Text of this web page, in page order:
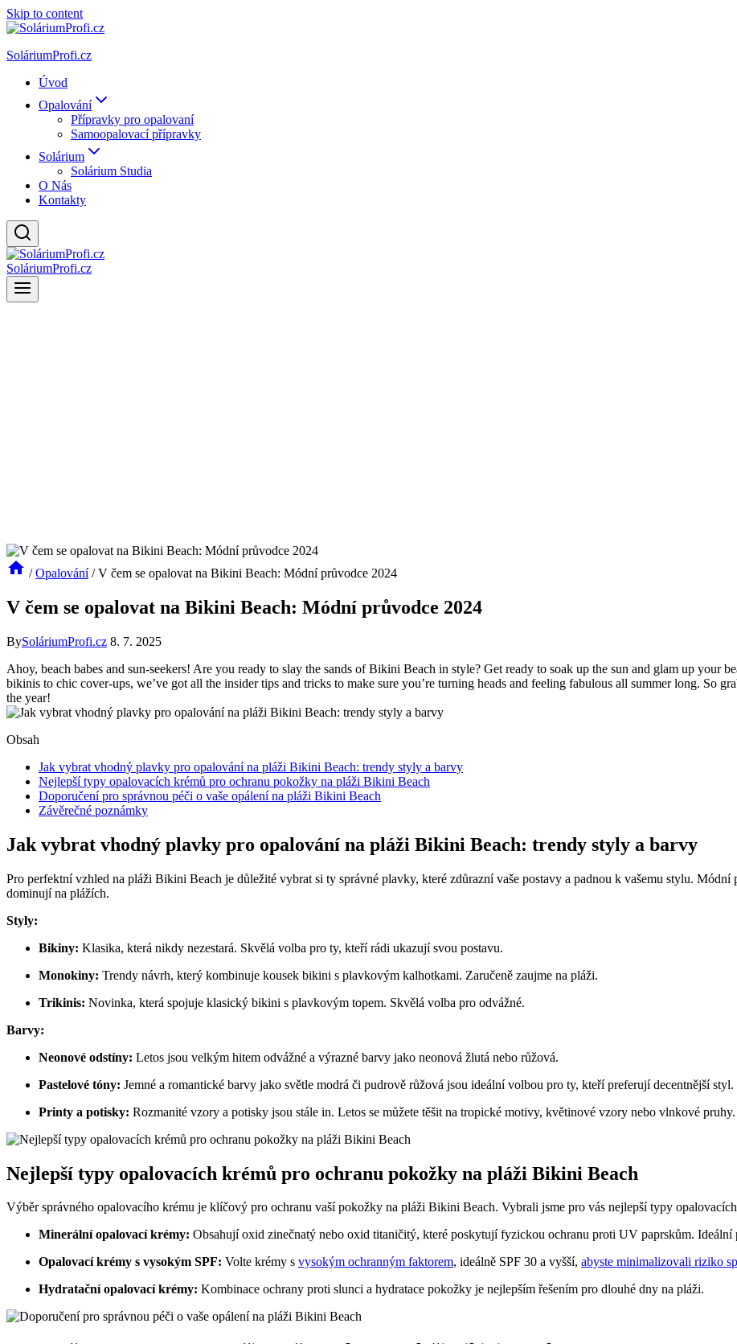
Skip to content
SoláriumProfi.cz
Úvod
Opalování
Přípravky pro opalovaní
Samoopalovací přípravky
Solárium
Solárium Studia
O Nás
Kontakty
SoláriumProfi.cz
/ Opalování / V čem se opalovat na Bikini Beach: Módní průvodce 2024
V čem se opalovat na Bikini Beach: Módní průvodce 2024
BySoláriumProfi.cz 8. 7. 2025
Ahoy, beach babes and sun-seekers! Are you ready to slay the sands of Bikini Beach in style? Get ready to soak up the sun and glam up your
bikinis to chic cover-ups, we’ve got all the insider tips and tricks to make sure you’re turning heads and feeling fabulous all summer long. So
the year!
Obsah
Jak vybrat vhodný plavky pro opalování na pláži Bikini Beach: trendy styly a barvy
Nejlepší typy opalovacích krémů pro ochranu pokožky na pláži Bikini Beach
Doporučení pro správnou péči o vaše opálení na pláži Bikini Beach
Závěrečné poznámky
Jak vybrat vhodný plavky pro opalování na pláži Bikini Beach: trendy styly a barvy
Pro perfektní vzhled na pláži Bikini Beach je důležité vybrat si ty správné plavky, které zdůrazní vaše postavy a padnou k vašemu stylu.
dominují na plážích.
Styly:
Bikiny: Klasika, která nikdy nezestará. Skvělá volba pro ty, kteří rádi ukazují svou postavu.
Monokiny: Trendy návrh, který kombinuje kousek bikini s plavkovým kalhotkami. Zaručeně zaujme na pláži.
Trikinis: Novinka, která spojuje klasický bikini s plavkovým topem. Skvělá volba pro odvážné.
Barvy:
Neonové odstíny: Letos jsou velkým hitem odvážné a výrazné barvy jako neonová žlutá nebo růžová.
Pastelové tóny: Jemné a romantické barvy jako světle modrá či pudrově růžová jsou ideální volbou pro ty, kteří preferují decentnější styl.
Printy a potisky: Rozmanité vzory a potisky jsou stále in. Letos se můžete těšit na tropické motivy, květinové vzory nebo vlnkové pruhy.
Nejlepší typy opalovacích krémů pro ochranu pokožky na pláži Bikini Beach
Výběr správného opalovacího krému je klíčový pro ochranu vaší pokožky na pláži Bikini Beach. Vybrali jsme pro vás nejlepší typy
Minerální opalovací krémy: Obsahují oxid zinečnatý nebo oxid titaničitý, které poskytují fyzickou ochranu proti UV paprskům.
Opalovací krémy s vysokým SPF: Volte krémy s vysokým ochranným faktorem, ideálně SPF 30 a vyšší, abyste minimalizovali riziko
Hydratační opalovací krémy: Kombinace ochrany proti slunci a hydratace pokožky je nejlepším řešením pro dlouhé dny na pláži.